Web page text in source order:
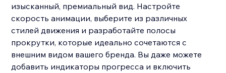
изысканный, премиальный вид. Настройте
скорость анимации, выберите из различных
стилей движения и разработайте полосы
прокрутки, которые идеально сочетаются с
внешним видом вашего бренда. Вы даже можете
добавить индикаторы прогресса и включить